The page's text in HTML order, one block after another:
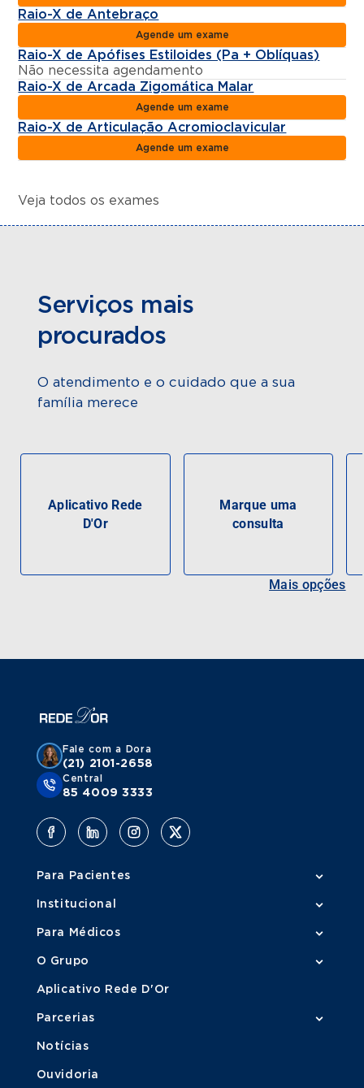
Raio-X de Antebraço
Agende um exame
Raio-X de Apófises Estiloides (Pa + Oblíquas)
Não necessita agendamento
Raio-X de Arcada Zigomática Malar
Agende um exame
Raio-X de Articulação Acromioclavicular
Agende um exame
Veja todos os exames
Serviços mais
procurados
O atendimento e o cuidado que a sua
família merece
Aplicativo Rede
D'Or
Marque uma
consulta
Mais opções
Fale com a Dora
(21) 2101-2658
Central
85 4009 3333
Para Pacientes
Institucional
Para Médicos
O Grupo
Aplicativo Rede D'Or
Parcerias
Notícias
Ouvidoria